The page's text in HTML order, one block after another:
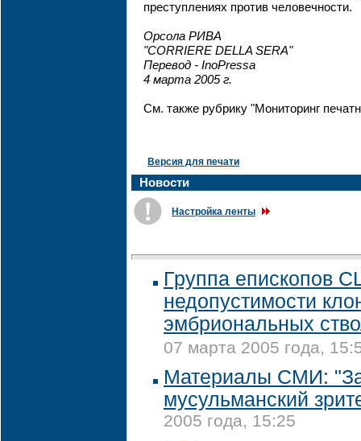
преступлениях против человечности.
Орсола РИВА
"CORRIERE DELLA SERA"
Перевод - InoPressa
4 марта 2005 г.
См. также рубрику "Мониторинг
Версия для печати
Новости
Настройка ленты
Группа епископов
недопустимости
эмбриональных
07 марта 2005 года,
Материалы СМИ:
мусульманский
2005 года, 15:25